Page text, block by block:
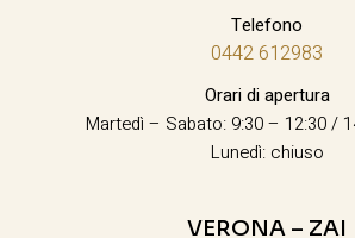
Telefono
0442 612983
Orari di apertura
Martedì – Sabato: 9:30 – 12:30 /
Lunedì: chiuso
VERONA – ZAI